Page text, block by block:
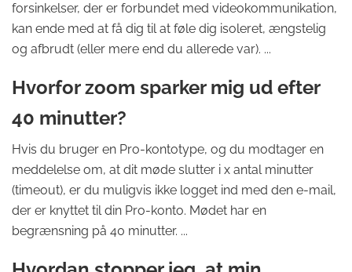
forsinkelser, der er forbundet med videokommunikation,
kan ende med at få dig til at føle dig isoleret, ængstelig
og afbrudt (eller mere end du allerede var). ...
Hvorfor zoom sparker mig ud efter
40 minutter?
Hvis du bruger en Pro-kontotype, og du modtager en
meddelelse om, at dit møde slutter i x antal minutter
(timeout), er du muligvis ikke logget ind med den e-mail,
der er knyttet til din Pro-konto. Mødet har en
begrænsning på 40 minutter. ...